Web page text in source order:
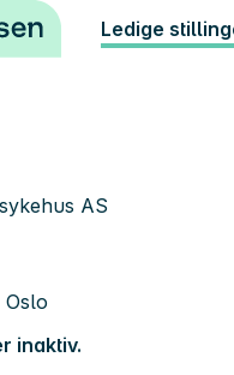
Ledige
AS
Oslo
inaktiv.